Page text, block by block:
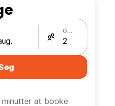
Gæster
at booke